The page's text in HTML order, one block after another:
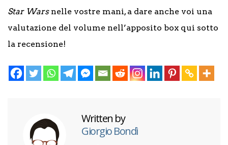
Star Warsnelle vostre mani, a dare anche voi una
valutazione del volume nell’apposito box qui sotto
la recensione!
Written by
Giorgio Bondì